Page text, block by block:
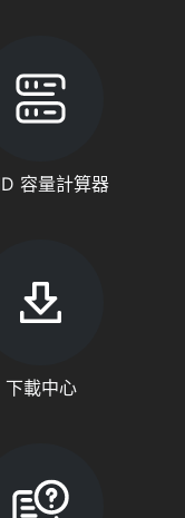
容量計算器
下載中心